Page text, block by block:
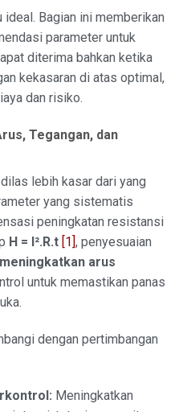
Bagian ini memberikan
parameter untuk
diterima bahkan ketika
kekasaran di atas optimal,
dan risiko.
Tegangan, dan
lebih kasar dari yang
yang sistematis
peningkatan resistansi
H = I².R.t [1], penyesuaian
meningkatkan arus
untuk memastikan panas
dengan pertimbangan
Meningkatkan